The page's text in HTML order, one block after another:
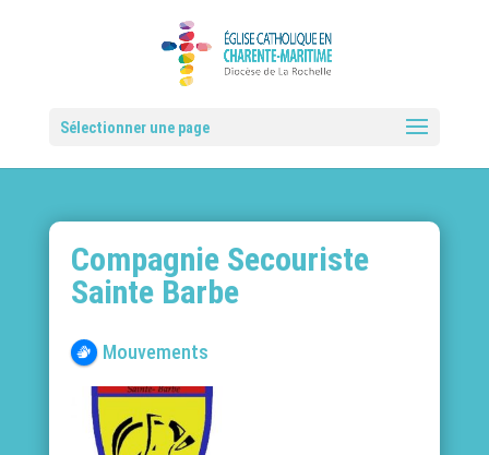
Sélectionner une page
Compagnie Secouriste
Sainte Barbe
Mouvements